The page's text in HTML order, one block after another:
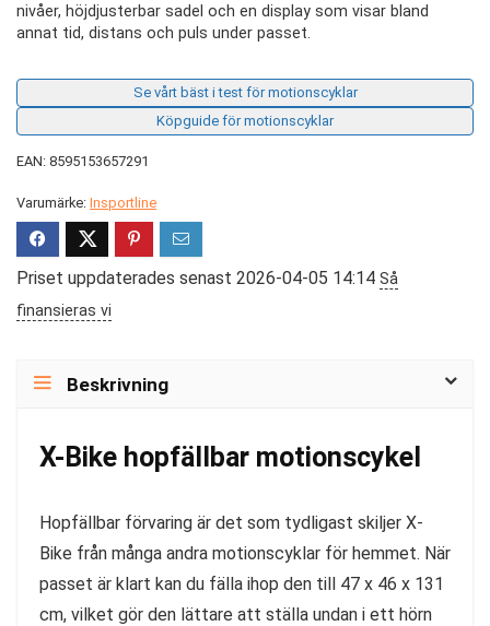
nivåer, höjdjusterbar sadel och en display som visar bland
annat tid, distans och puls under passet.
Se vårt bäst i test för motionscyklar
Köpguide för motionscyklar
EAN: 8595153657291
Varumärke: Insportline
Priset uppdaterades senast 2026-04-05 14:14 Så
finansieras vi
Beskrivning
X-Bike hopfällbar motionscykel
Hopfällbar förvaring är det som tydligast skiljer X-
Bike från många andra motionscyklar för hemmet. När
passet är klart kan du fälla ihop den till 47 x 46 x 131
cm, vilket gör den lättare att ställa undan i ett hörn